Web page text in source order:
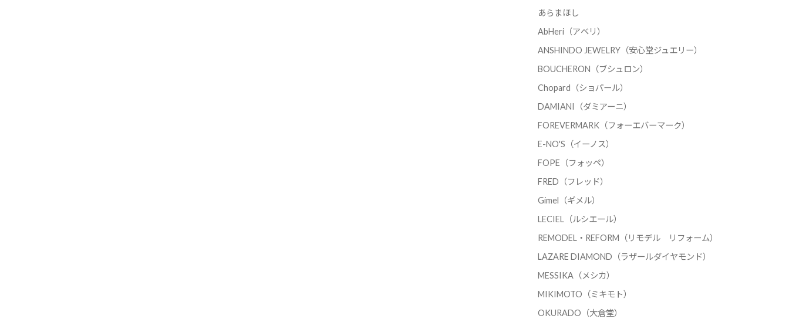
あらまほし
AbHeri（アベリ）
ANSHINDO JEWELRY（安心堂ジュエリー）
BOUCHERON（ブシュロン）
Chopard（ショパール）
DAMIANI（ダミアーニ）
FOREVERMARK（フォーエバーマーク）
E-NO'S（イーノス）
FOPE（フォッペ）
FRED（フレッド）
Gimel（ギメル）
LECIEL（ルシエール）
REMODEL・REFORM（リモデル リフォーム）
LAZARE DIAMOND（ラザールダイヤモンド）
MESSIKA（メシカ）
MIKIMOTO（ミキモト）
OKURADO（大倉堂）